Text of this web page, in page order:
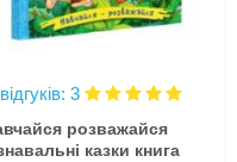
відгуків: 3
розважайся
казки книга